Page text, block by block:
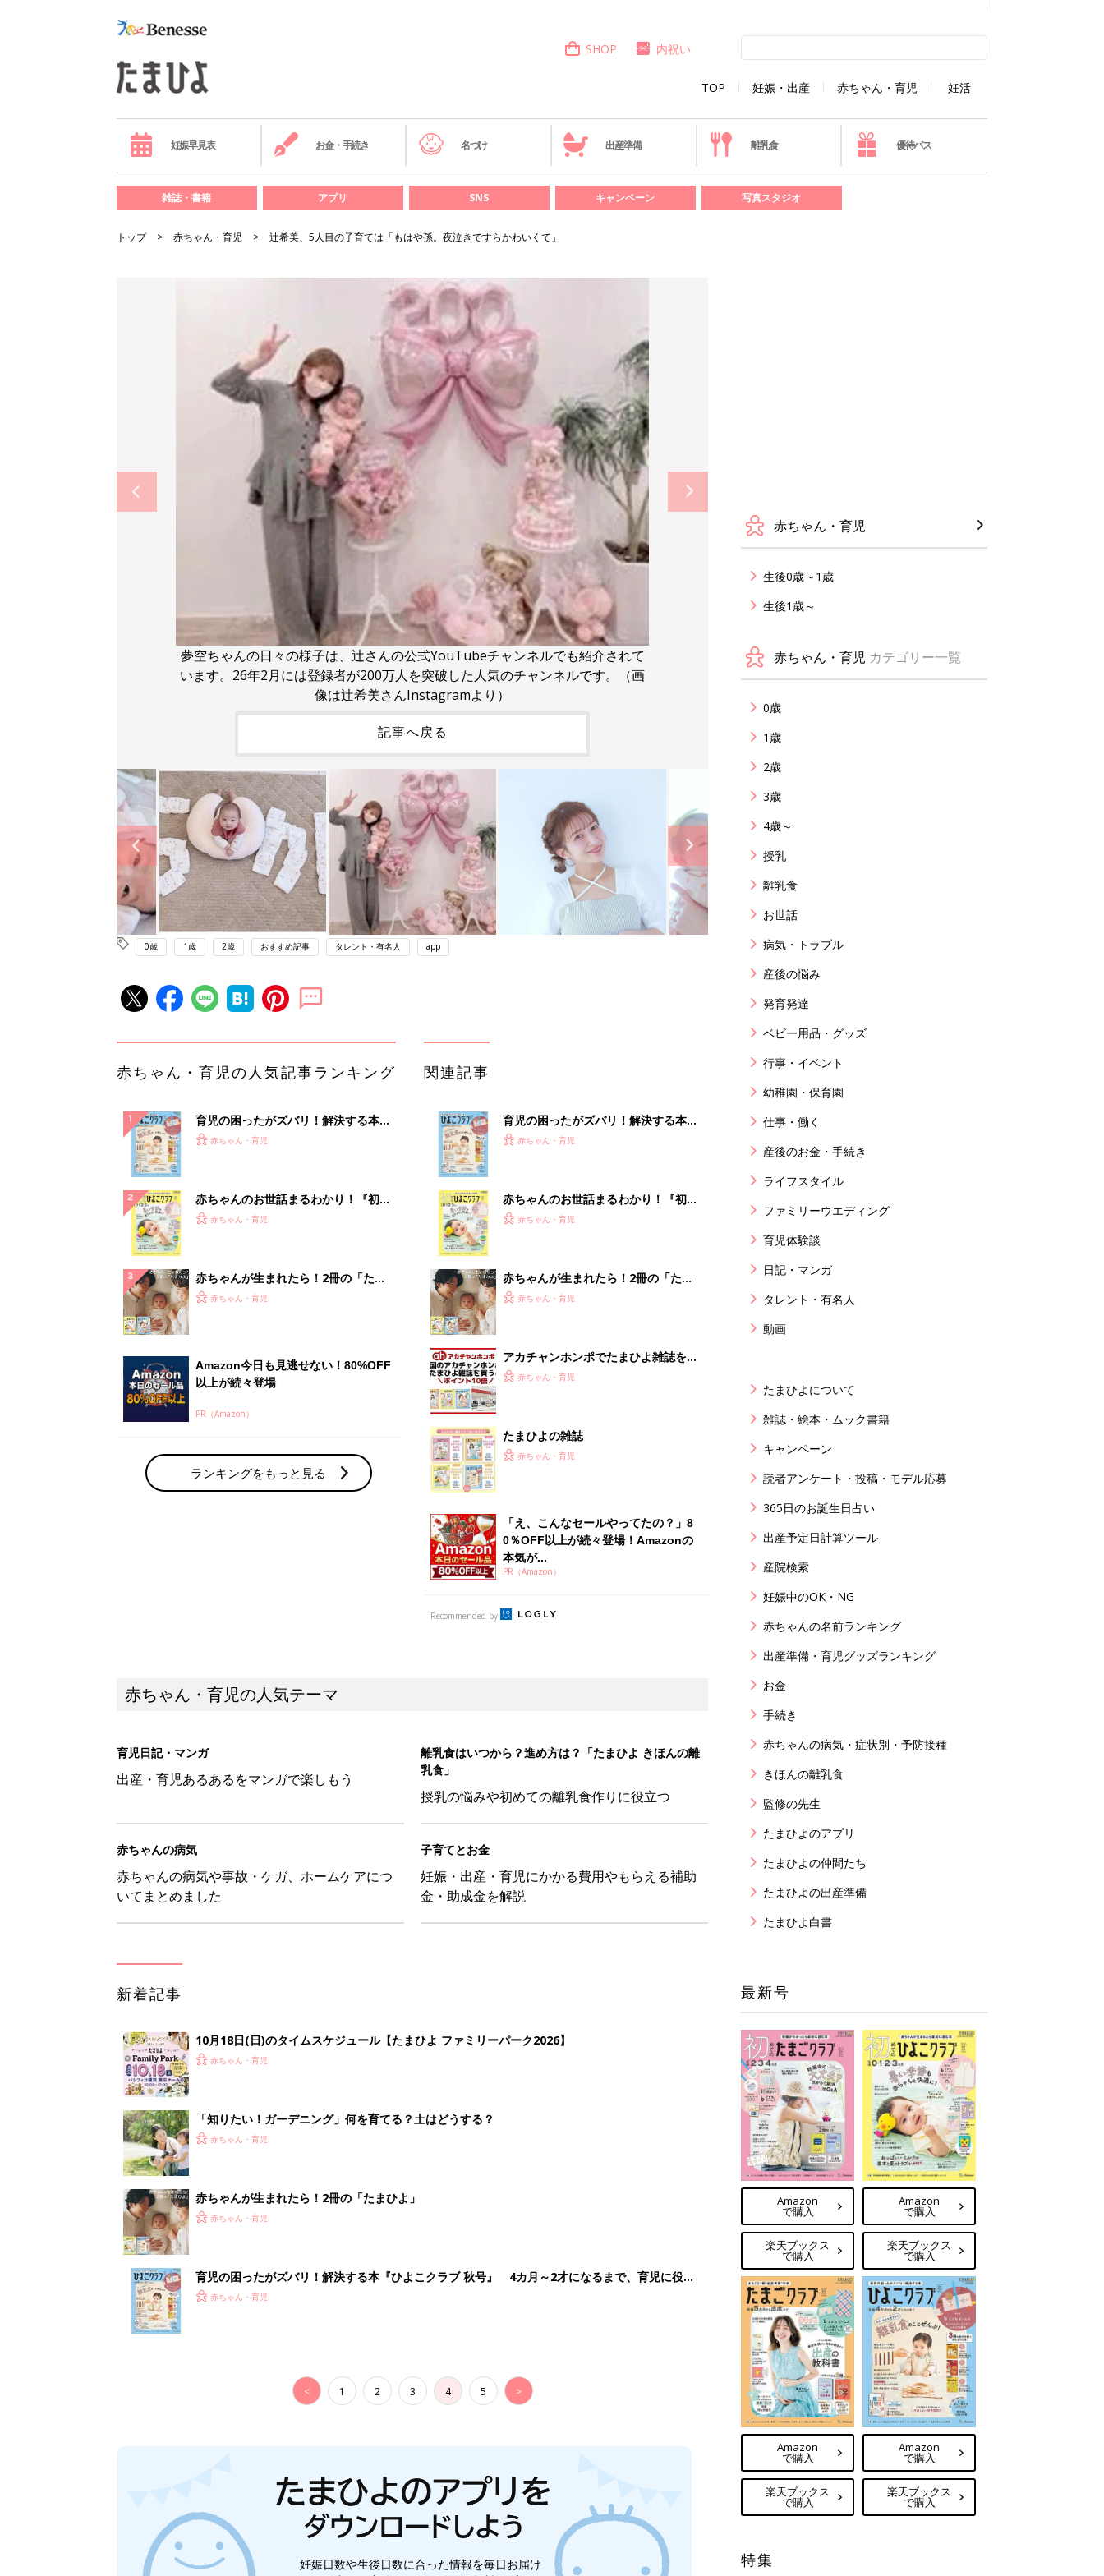
TOP 妊娠・出産 赤ちゃん・育児 妊活
SHOP 内祝い
妊娠早見表 お金・手続き 名づけ 出産準備 離乳食 優待パス
雑誌・書籍 アプリ SNS キャンペーン 写真スタジオ
トップ 赤ちゃん・育児 辻希美、5人目の子育ては「もはや孫。夜泣きですらかわいくて」
夢空ちゃんの日々の様子は、辻さんの公式YouTubeチャンネルでも紹介されて
います。26年2月には登録者が200万人を突破した人気のチャンネルです。（画
像は辻希美さんInstagramより）
記事へ戻る
0歳 1歳 2歳 おすすめ記事 タレント・有名人 app
赤ちゃん・育児の人気記事ランキング
育児の困ったがズバリ！解決する本
『ひよこクラブ 秋号』 4カ月～2才
赤ちゃん・育児
赤ちゃんのお世話まるわかり！『初め
てのひよこクラブ 夏号』〈巻頭大特
赤ちゃん・育児
赤ちゃんが生まれたら！2冊の「たま
ひよ」
赤ちゃん・育児
Amazon今日も見逃せない！80%OFF
以上が続々登場
PR（Amazon）
ランキングをもっと見る
関連記事
育児の困ったがズバリ！解決する本
『ひよこクラブ 秋号』 4カ月～2才
赤ちゃん・育児
赤ちゃんのお世話まるわかり！『初め
てのひよこクラブ 夏号』〈巻頭大特
赤ちゃん・育児
赤ちゃんが生まれたら！2冊の「たま
ひよ」
赤ちゃん・育児
アカチャンホンポでたまひよ雑誌を買
うとポイント10倍【期間限定】
赤ちゃん・育児
たまひよの雑誌
赤ちゃん・育児
「え、こんなセールやってたの？」8
0％OFF以上が続々登場！Amazonの
本気が...
PR（Amazon）
Recommended by
赤ちゃん・育児の人気テーマ
育児日記・マンガ
出産・育児あるあるをマンガで楽しもう
離乳食はいつから？進め方は？「たまひよ きほんの離
乳食」
授乳の悩みや初めての離乳食作りに役立つ
赤ちゃんの病気
赤ちゃんの病気や事故・ケガ、ホームケアにつ
いてまとめました
子育てとお金
妊娠・出産・育児にかかる費用やもらえる補助
金・助成金を解説
新着記事
10月18日(日)のタイムスケジュール【たまひよ ファミリーパーク2026】
赤ちゃん・育児
「知りたい！ガーデニング」何を育てる？土はどうする？
赤ちゃん・育児
赤ちゃんが生まれたら！2冊の「たまひよ」
赤ちゃん・育児
育児の困ったがズバリ！解決する本『ひよこクラブ 秋号』 4カ月～2才になるまで、育児に役立
つ情報がいっぱい！
赤ちゃん・育児
< 1 2 3 4 5 >
妊娠日数や生後日数に合った情報を毎日お届け
赤ちゃん・育児
生後0歳～1歳
生後1歳～
赤ちゃん・育児 カテゴリー一覧
0歳
1歳
2歳
3歳
4歳～
授乳
離乳食
お世話
病気・トラブル
産後の悩み
発育発達
ベビー用品・グッズ
行事・イベント
幼稚園・保育園
仕事・働く
産後のお金・手続き
ライフスタイル
ファミリーウエディング
育児体験談
日記・マンガ
タレント・有名人
動画
たまひよについて
雑誌・絵本・ムック書籍
キャンペーン
読者アンケート・投稿・モデル応募
365日のお誕生日占い
出産予定日計算ツール
産院検索
妊娠中のOK・NG
赤ちゃんの名前ランキング
出産準備・育児グッズランキング
お金
手続き
赤ちゃんの病気・症状別・予防接種
きほんの離乳食
監修の先生
たまひよのアプリ
たまひよの仲間たち
たまひよの出産準備
たまひよ白書
最新号
Amazon
で購入
楽天ブックス
で購入
Amazon
で購入
楽天ブックス
で購入
Amazon
で購入
楽天ブックス
で購入
Amazon
で購入
楽天ブックス
で購入
特集